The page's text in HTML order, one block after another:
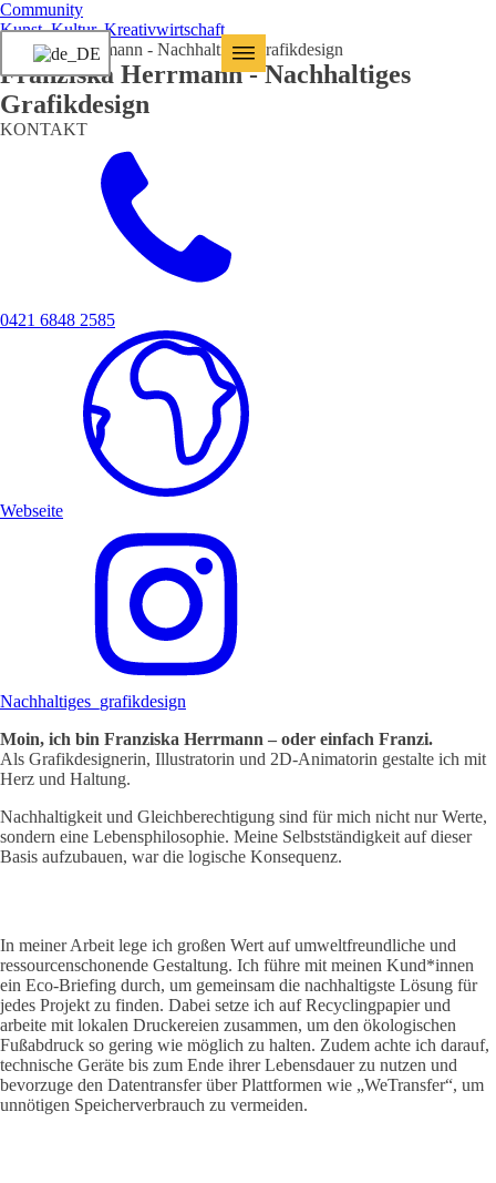
Community
Kunst, Kultur, Kreativwirtschaft
Franziska Herrmann - Nachhaltiges Grafikdesign
Franziska Herrmann - Nachhaltiges
Grafikdesign
KONTAKT
0421 6848 2585
Webseite
Nachhaltiges_grafikdesign
Moin, ich bin Franziska Herrmann – oder einfach Franzi.
Als Grafikdesignerin, Illustratorin und 2D-Animatorin gestalte ich mit
Herz und Haltung.​
Nachhaltigkeit und Gleichberechtigung sind für mich nicht nur Werte,
sondern eine Lebensphilosophie. Meine Selbstständigkeit auf dieser
Basis aufzubauen, war die logische Konsequenz.​
In meiner Arbeit lege ich großen Wert auf umweltfreundliche und
ressourcenschonende Gestaltung. Ich führe mit meinen Kund*innen
ein Eco-Briefing durch, um gemeinsam die nachhaltigste Lösung für
jedes Projekt zu finden. Dabei setze ich auf Recyclingpapier und
arbeite mit lokalen Druckereien zusammen, um den ökologischen
Fußabdruck so gering wie möglich zu halten. Zudem achte ich darauf,
technische Geräte bis zum Ende ihrer Lebensdauer zu nutzen und
bevorzuge den Datentransfer über Plattformen wie „WeTransfer“, um
unnötigen Speicherverbrauch zu vermeiden.